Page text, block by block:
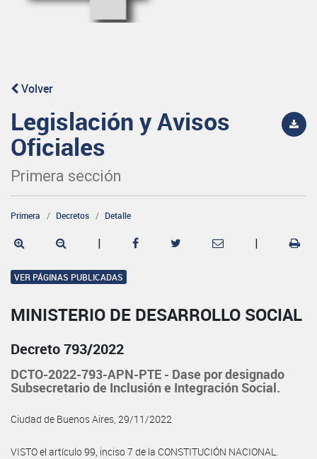
Volver
Legislación y Avisos
Oficiales
Primera sección
Primera Decretos Detalle
| |
VER PÁGINAS PUBLICADAS
MINISTERIO DE DESARROLLO SOCIAL
Decreto 793/2022
DCTO-2022-793-APN-PTE - Dase por designado
Subsecretario de Inclusión e Integración Social.
Ciudad de Buenos Aires, 29/11/2022
VISTO el artículo 99, inciso 7 de la CONSTITUCIÓN NACIONAL.